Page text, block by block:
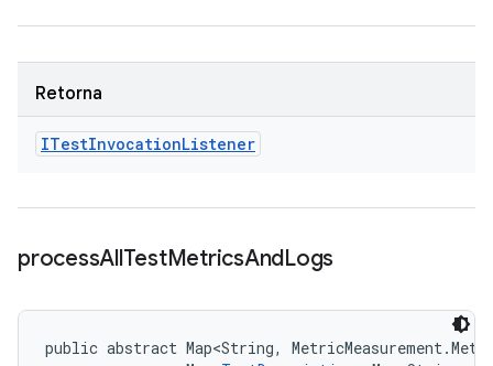
Retorna
ITestInvocationListener
processAllTestMetricsAndLogs
public abstract Map<String,